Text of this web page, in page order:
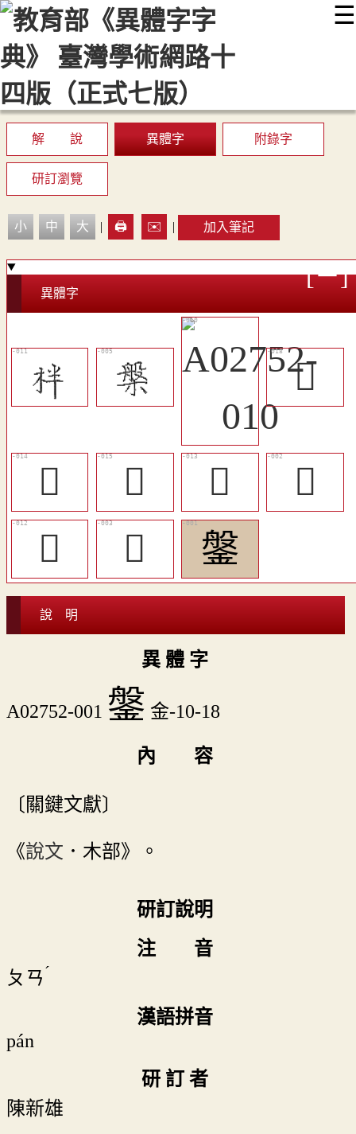
☰
::: 最新消息 常見問題 編輯說明
顯示模式
網站導覽
解 說 異體字 附錄字
研訂瀏覽
小 中 大 | 🖨️ ✉️ | 加入筆記
異體字
󳹯
󳹭 󳹮 󳹬
󳹩
󳹫
󳹪 鎜
說 明
異 體 字
A02752-001 鎜 金-10-18
內 容
〔關鍵文獻〕
《說文 ．木部》。
研訂說明
注 音
ㄆㄢˊ
漢語拼音
pán
研 訂 者
陳新雄